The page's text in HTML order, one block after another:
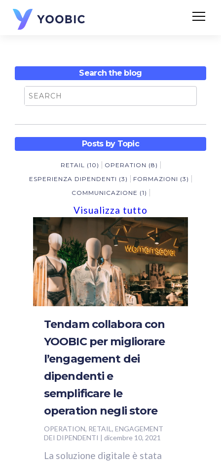
Search the blog
Posts by Topic
RETAIL (10) OPERATION (8)
ESPERIENZA DIPENDENTI (3) FORMAZIONI (3)
COMMUNICAZIONE (1)
Visualizza tutto
Tendam collabora con
YOOBIC per migliorare
l’engagement dei
dipendenti e
semplificare le
operation negli store
OPERATION, RETAIL, ENGAGEMENT
DEI DIPENDENTI | dicembre 10, 2021
La soluzione digitale è stata